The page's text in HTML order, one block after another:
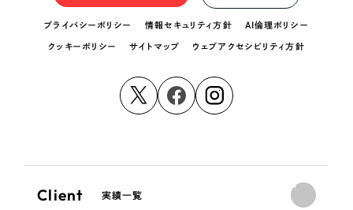
プライバシーポリシー 情報セキュリティ方針 AI倫理ポリシー
クッキーポリシー サイトマップ ウェブアクセシビリティ方針
Client 実績一覧